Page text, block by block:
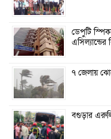
ডেপুটি
এসিল্যান্ডের
৭ জেলায়
বগুড়ার